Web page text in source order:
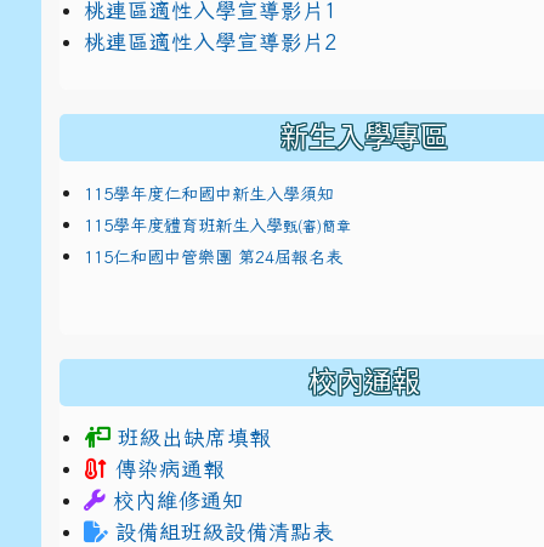
link to https://docs.google.com/
桃連區適性入學宣導影片1
link to https://docs.google.com/
桃連區適性入學宣導影片2
新生入學專區
115學年度仁和國中新生入學須知
115學年度體育班新生入學甄(審)簡章
115仁和國中管樂團 第24屆報名表
校內通報
班級出缺席填報
傳染病通報
校內維修通知
設備組班級設備清點表